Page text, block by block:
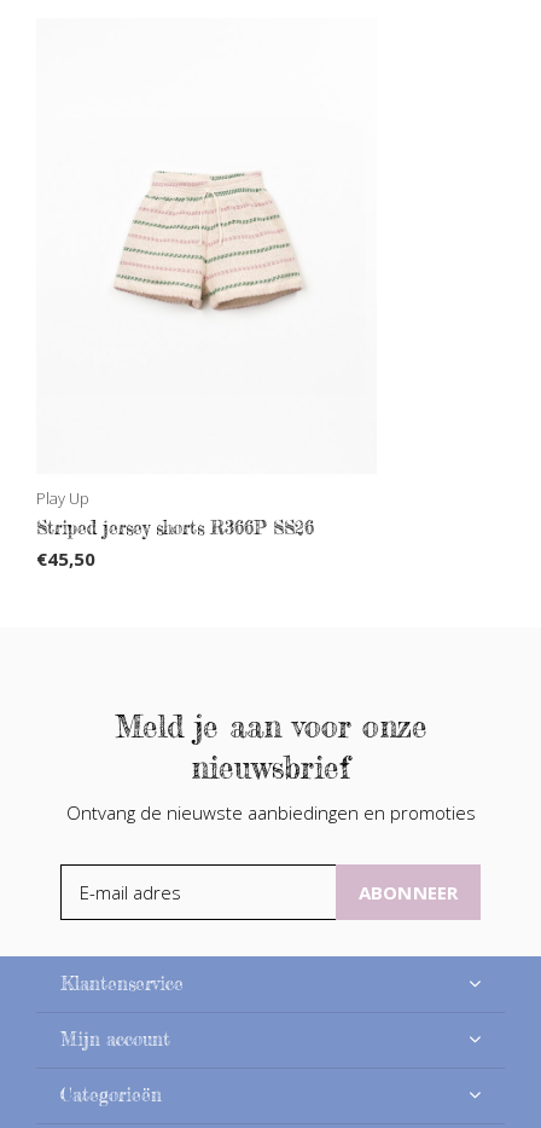
Play Up
Striped jersey shorts R366P SS26
€45,50
Meld je aan voor onze
nieuwsbrief
Ontvang de nieuwste aanbiedingen en promoties
ABONNEER
Klantenservice
Mijn account
Categorieën